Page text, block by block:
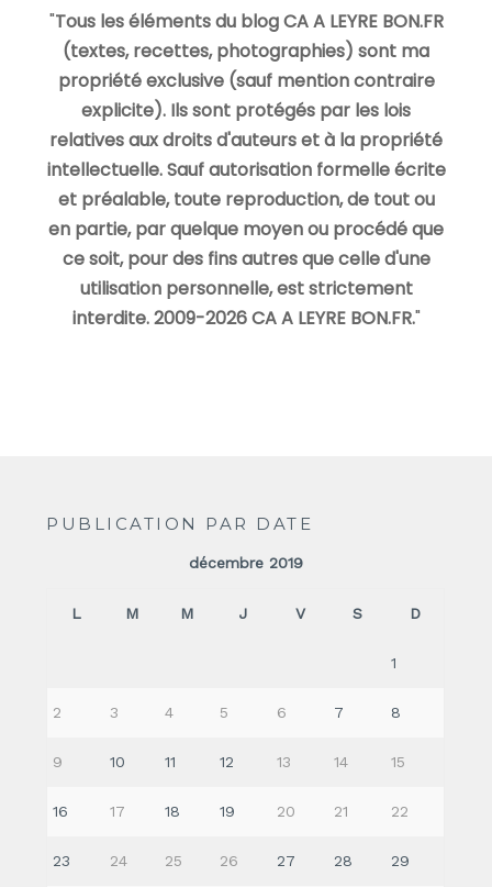
"Tous les éléments du blog CA A LEYRE BON.FR
(textes, recettes, photographies) sont ma
propriété exclusive (sauf mention contraire
explicite). Ils sont protégés par les lois
relatives aux droits d'auteurs et à la propriété
intellectuelle. Sauf autorisation formelle écrite
et préalable, toute reproduction, de tout ou
en partie, par quelque moyen ou procédé que
ce soit, pour des fins autres que celle d'une
utilisation personnelle, est strictement
interdite. 2009-2026 CA A LEYRE BON.FR."
PUBLICATION PAR DATE
décembre 2019
L M M J V S D
1
2 3 4 5 6 7 8
9 10 11 12 13 14 15
16 17 18 19 20 21 22
23 24 25 26 27 28 29